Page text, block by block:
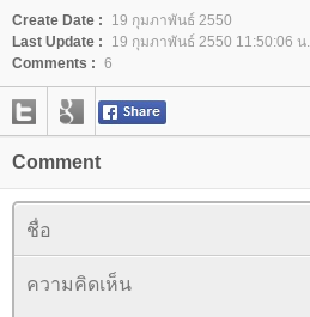
Create Date :
19 กุมภาพันธ์ 2550
Last Update :
19 กุมภาพันธ์ 2550 11:50:06 น.
Comments : 6
Comment